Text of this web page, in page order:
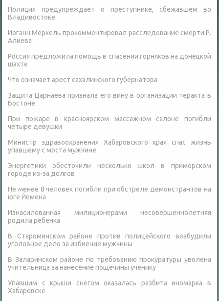
Полиция предупреждает о преступнике, сбежавшем во
Владивостоке
Иоганн Меркель прокомментировал расследование смерти Р.
Алиева
Россия предложила помощь в спасении горняков на донецкой
шахте
Что означает арест сахалинского губернатора
Защита Царнаева признала его вину в организации теракта в
Бостоне
При пожаре в красноярском массажном салоне погибли
четыре девушки
Министр здравоохранения Хабаровского края спас жизнь
упавшему с моста мужчине
Энергетики обесточили несколько школ в приморском
городе из-за долгов
Не менее 8 человек погибли при обстреле демонстрантов на
юге Йемена
Изнасилованная милиционерами несовершеннолетняя
родила ребенка
В Староминском районе против полицейского возбудили
уголовное дело за избиение мужчины
В Заларинском районе по требованию прокуратуры уволена
учительница за нанесение пощечины ученику
Упавшим с крыши снегом оказалась разбита иномарка в
Хабаровске